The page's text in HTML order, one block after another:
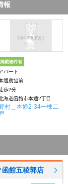
報
掲載物件有
パート
通農協前
歩2分
海道函館市本通2丁目
村＿本通2-34一棟二
戸
館五稜郭店